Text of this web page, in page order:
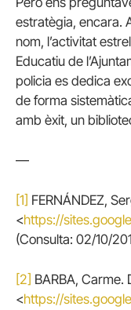
estratègia, encara.
nom, l’activitat
Educatiu de
policia es dedica
de forma
amb èxit, un
—
[1] FERNÁNDEZ,
<https://
(Consulta: 02/10/
[2] BARBA, Carme.
<https://